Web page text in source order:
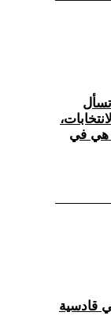
تسأل
هي في
قادسية